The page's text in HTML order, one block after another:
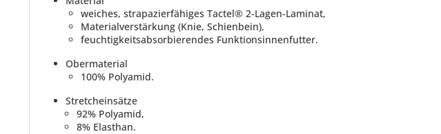
weiches, strapazierfähiges Tactel® 2-Lagen-Laminat,
Materialverstärkung (Knie, Schienbein),
feuchtigkeitsabsorbierendes Funktionsinnenfutter.
Obermaterial
100% Polyamid.
Stretcheinsätze
92% Polyamid,
8% Elasthan.